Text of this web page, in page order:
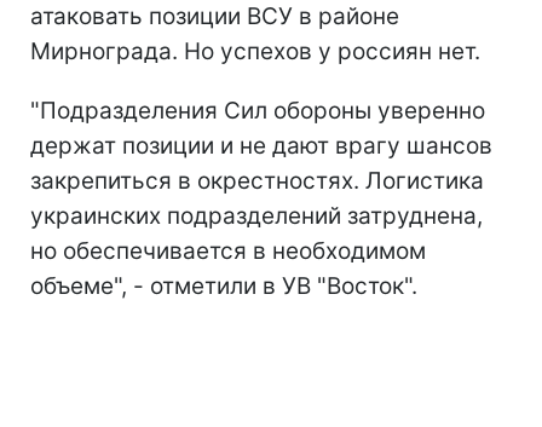
атаковать позиции ВСУ в районе
Мирнограда. Но успехов у россиян нет.
"Подразделения Сил обороны уверенно
держат позиции и не дают врагу шансов
закрепиться в окрестностях. Логистика
украинских подразделений затруднена,
но обеспечивается в необходимом
объеме", - отметили в УВ "Восток".